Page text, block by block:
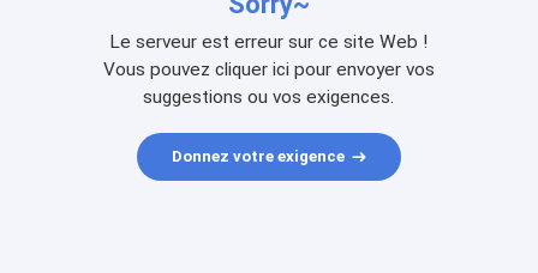
Le serveur est erreur sur ce site Web !
Vous pouvez cliquer ici pour envoyer vos
suggestions ou vos exigences.
Donnez votre exigence